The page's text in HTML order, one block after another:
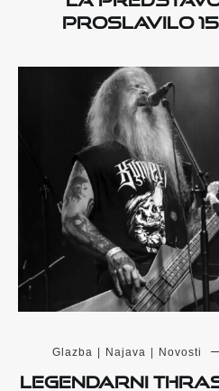
proslavilo
Glazba Najava Novosti
Legendarni